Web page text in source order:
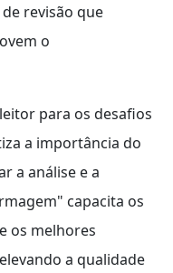
revisão que
o
para os desafios
a importância do
a análise e a
capacita os
os melhores
a qualidade